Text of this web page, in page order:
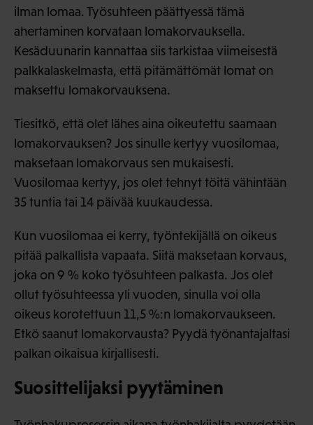
ilman lomaa. Työsuhteen päättyessä tämä
ahertaminen korvataan lomakorvauksella.
Kesäduunarin kannattaa siis tarkistaa viimeisestä
palkkalaskelmasta, että pitämättömät lomat on
maksettu lomakorvauksena.
Tiesitkö, että olet lähes aina oikeutettu saamaan
lomakorvauksen? Jos sinulle kertyy vuosilomaa,
maksetaan lomakorvaus sen mukaisesti.
Vuosilomaa kertyy, jos olet tehnyt töitä vähintään
35 tuntia tai 14 päivää kuukaudessa.
Kun vuosilomaa ei kerry, työntekijällä on oikeus
pitää palkallista vapaata. Siitä maksetaan korvaus,
joka on 9 % koko työsuhteen palkasta. Jos olet
ollut työsuhteessa yli vuoden, sinulla voi olla
oikeus korotettuun 11,5 %:n lomakorvaukseen.
Etkö saanut lomakorvausta? Pyydä työnantajaltasi
palkan oikaisua kirjallisesti.
Suosittelijaksi pyytäminen